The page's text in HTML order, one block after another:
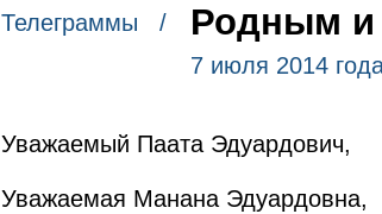
Телеграммы / Родным и
7 июля 2014
Уважаемый Паата Эдуардович,
Уважаемая Манана Эдуардовна,